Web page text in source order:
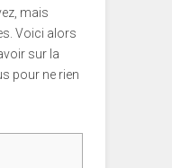
mais
Voici alors
sur la
pour ne rien